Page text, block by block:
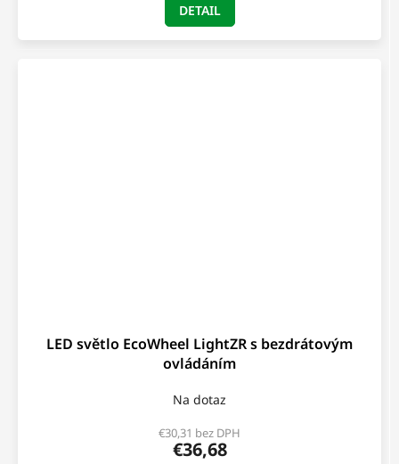
DETAIL
LED světlo EcoWheel LightZR s bezdrátovým
ovládáním
Na dotaz
€30,31 bez DPH
€36,68